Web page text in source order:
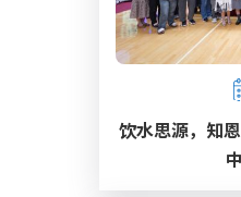
饮水思源，知